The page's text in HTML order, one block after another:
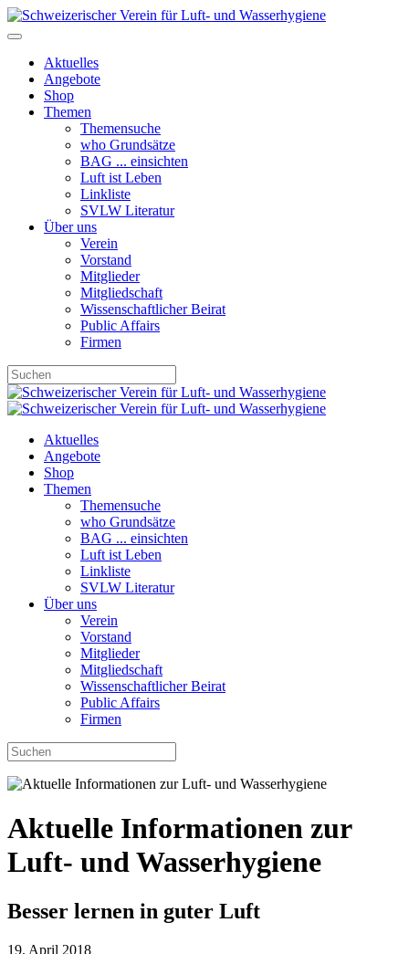
Aktuelles
Angebote
Shop
Themen
Themensuche
who Grundsätze
BAG ... einsichten
Luft ist Leben
Linkliste
SVLW Literatur
Über uns
Verein
Vorstand
Mitglieder
Mitgliedschaft
Wissenschaftlicher Beirat
Public Affairs
Firmen
Aktuelles
Angebote
Shop
Themen
Themensuche
who Grundsätze
BAG ... einsichten
Luft ist Leben
Linkliste
SVLW Literatur
Über uns
Verein
Vorstand
Mitglieder
Mitgliedschaft
Wissenschaftlicher Beirat
Public Affairs
Firmen
Aktuelle Informationen zur
Luft- und Wasserhygiene
Besser lernen in guter Luft
19. April 2018